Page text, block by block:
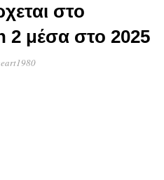
στο
2 μέσα στο 2025